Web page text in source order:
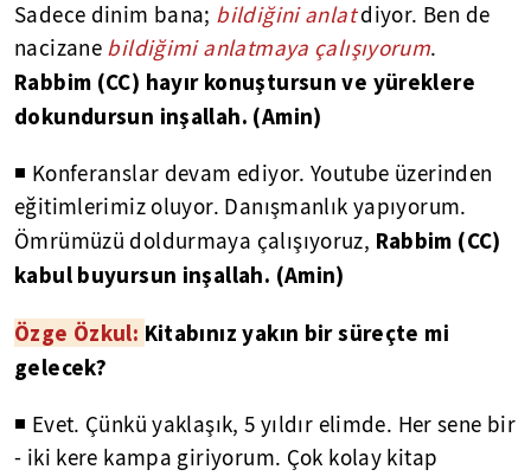
Sadece dinim bana; bildiğini anlatdiyor. Ben de
nacizane bildiğimi anlatmaya çalışıyorum.
Rabbim (CC) hayır konuştursun ve yüreklere
dokundursun inşallah. (Amin)
◾ Konferanslar devam ediyor. Youtube üzerinden
eğitimlerimiz oluyor. Danışmanlık yapıyorum.
Ömrümüzü doldurmaya çalışıyoruz, Rabbim (CC)
kabul buyursun inşallah. (Amin)
Özge Özkul: Kitabınız yakın bir süreçte mi
gelecek?
◾ Evet. Çünkü yaklaşık, 5 yıldır elimde. Her sene bir
- iki kere kampa giriyorum. Çok kolay kitap